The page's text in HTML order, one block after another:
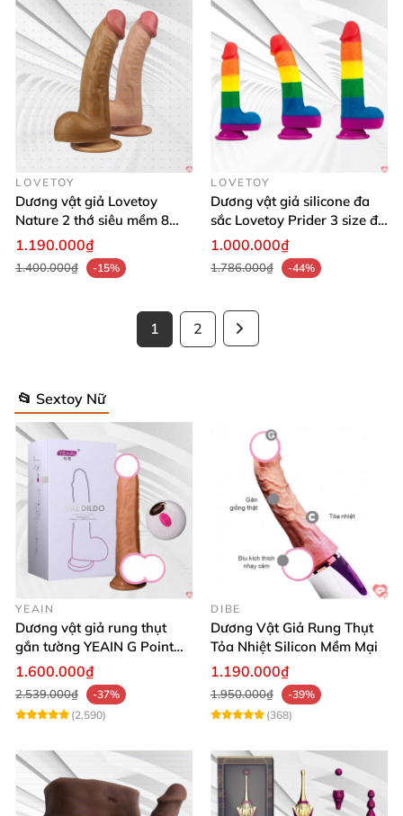
LOVETOY
Dương vật giả Lovetoy
Nature 2 thớ siêu mềm 8
inch thật
1.190.000₫
1.400.000₫ -15%
LOVETOY
Dương vật giả silicone đa
sắc Lovetoy Prider 3 size đa
năng
1.000.000₫
1.786.000₫ -44%
1 2
📂 Sextoy Nữ
YEAIN
Dương vật giả rung thụt
gắn tường YEAIN G Point
tỏa nhiệt điều khiển từ xa
1.600.000₫
2.539.000₫
-37%
(2,590)
DIBE
Dương Vật Giả Rung Thụt
Tỏa Nhiệt Silicon Mềm Mại
1.190.000₫
1.950.000₫
-39%
(368)